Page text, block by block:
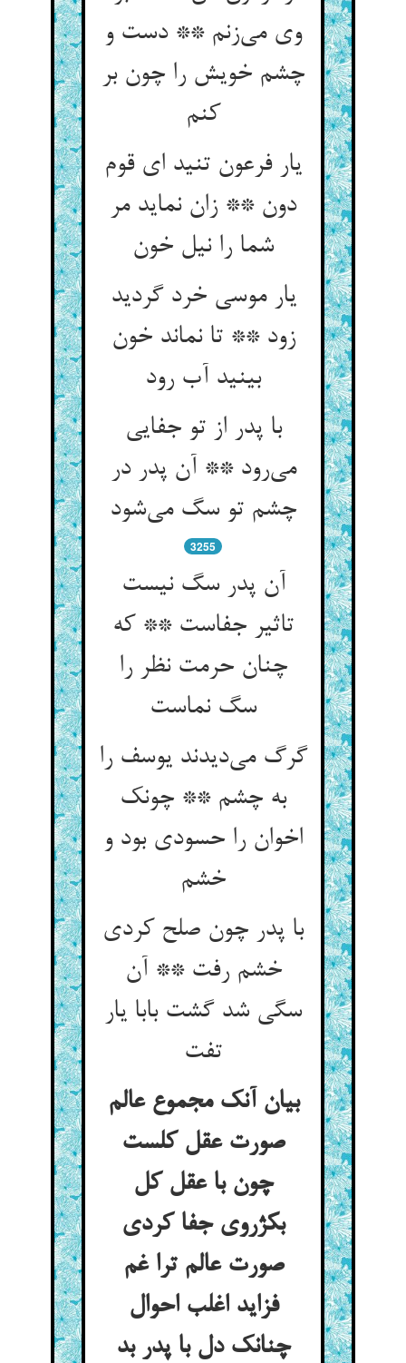
وی می‌زنم ** دست و
چشم خویش را چون بر
کنم
یار فرعون تنید ای قوم
دون ** زان نماید مر
شما را نیل خون
یار موسی خرد گردید
زود ** تا نماند خون
بینید آب رود
با پدر از تو جفایی
می‌رود ** آن پدر در
چشم تو سگ می‌شود
3255
آن پدر سگ نیست
تاثیر جفاست ** که
چنان حرمت نظر را
سگ نماست
گرگ می‌دیدند یوسف را
به چشم ** چونک
اخوان را حسودی بود و
خشم
با پدر چون صلح کردی
خشم رفت ** آن
سگی شد گشت بابا یار
تفت
بیان آنک مجموع عالم
صورت عقل کلست
چون با عقل کل
بکژروی جفا کردی
صورت عالم ترا غم
فزاید اغلب احوال
چنانک دل با پدر بد